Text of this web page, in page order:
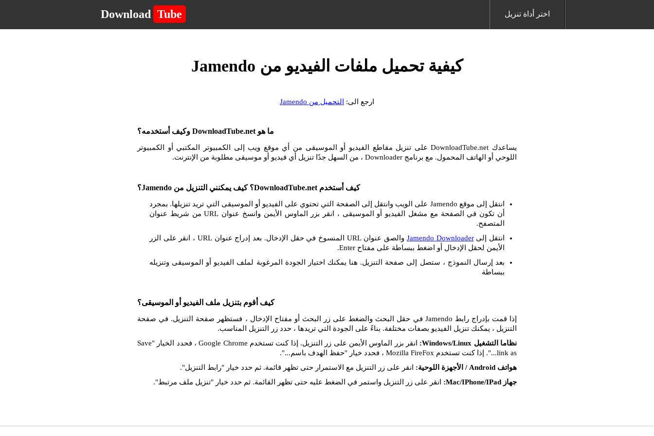
Download Tube اختر أداة تنزيل
كيفية تحميل ملفات الفيديو من Jamendo
ارجع الى: التحميل من Jamendo
ما هو DownloadTube.net وكيف أستخدمه؟
يساعدك DownloadTube.net على تنزيل مقاطع الفيديو أو الموسيقى من أي موقع ويب إلى الكمبيوتر المكتبي أو الكمبيوتر
اللوحي أو الهاتف المحمول. مع برنامج Downloader ، من السهل جدًا تنزيل أي فيديو أو موسيقى مطلوبة من الإنترنت.
كيف أستخدم DownloadTube.net؟ كيف يمكنني التنزيل من Jamendo؟
انتقل إلى موقع Jamendo على الويب وانتقل إلى الصفحة التي تحتوي على الفيديو أو الموسيقى التي تريد تنزيلها. بمجرد
أن تكون في الصفحة مع مشغل الفيديو أو الموسيقى ، انقر بزر الماوس الأيمن وانسخ عنوان URL من شريط عنوان
المتصفح.
انتقل إلىJamendo Downloader
والصق عنوان URL المنسوخ في حقل الإدخال. بعد إدراج عنوان URL ، انقر على الزر
الأيمن لحقل الإدخال أو اضغط ببساطة على مفتاح Enter.
بعد إرسال النموذج ، ستصل إلى صفحة التنزيل. هنا يمكنك اختيار الجودة المرغوبة لملف الفيديو أو الموسيقى وتنزيله
ببساطة
كيف أقوم بتنزيل ملف الفيديو أو الموسيقى؟
إذا قمت بإدراج رابط Jamendo في حقل البحث والضغط على زر البحث أو مفتاح الإدخال ، فستظهر صفحة التنزيل. في صفحة
التنزيل ، يمكنك تنزيل الفيديو بصفات مختلفة. بناءً على الجودة التي تريدها ، حدد زر التنزيل المناسب.
نظاما التشغيل Windows/Linux:
انقر بزر الماوس الأيمن على زر التنزيل. إذا كنت تستخدم Google Chrome ، فحدد الخيار "Save
link as...". إذا كنت تستخدم Mozilla FireFox ، فحدد خيار "حفظ الهدف باسم...".
هواتف Android / الأجهزة اللوحية:
انقر على زر التنزيل مع الاستمرار حتى تظهر قائمة. ثم حدد خيار "رابط التنزيل".
جهاز Mac/IPhone/IPad:
انقر على زر التنزيل واستمر في الضغط عليه حتى تظهر القائمة. ثم حدد خيار "تنزيل ملف مرتبط".